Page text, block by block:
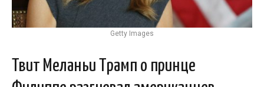
Getty Images
Твит Меланьи Трамп о принце